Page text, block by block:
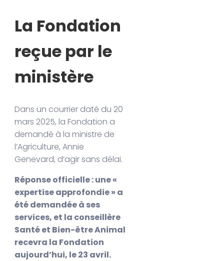
La Fondation
reçue par le
ministère
Dans un courrier daté du 20
mars 2025, la Fondation a
demandé à la ministre de
l’Agriculture, Annie
Genevard, d’agir sans délai.
Réponse officielle : une «
expertise approfondie » a
été demandée à ses
services, et la conseillère
Santé et Bien-être Animal
recevra la Fondation
aujourd’hui, le 23 avril.